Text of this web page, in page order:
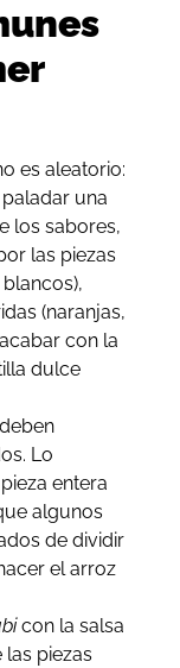
es aleatorio:
una
los sabores,
las piezas
(naranjas,
con la
dulce
Lo
entera
algunos
de dividir
el arroz
con la salsa
las piezas